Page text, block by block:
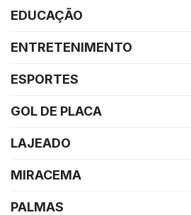
EDUCAÇÃO
ENTRETENIMENTO
ESPORTES
GOL DE PLACA
LAJEADO
MIRACEMA
PALMAS